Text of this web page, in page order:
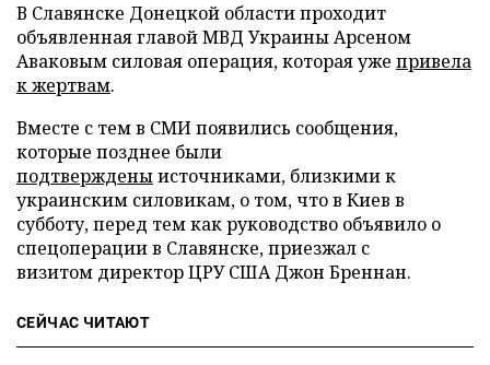
В Славянске Донецкой области проходит
объявленная главой МВД Украины Арсеном
Аваковым силовая операция, которая уже привела
к жертвам.
Вместе с тем в СМИ появились сообщения,
которые позднее были
подтвержденыисточниками, близкими к
украинским силовикам, о том, что в Киев в
субботу, перед тем как руководство объявило о
спецоперации в Славянске, приезжал с
визитом директор ЦРУ США Джон Бреннан.
СЕЙЧАС ЧИТАЮТ